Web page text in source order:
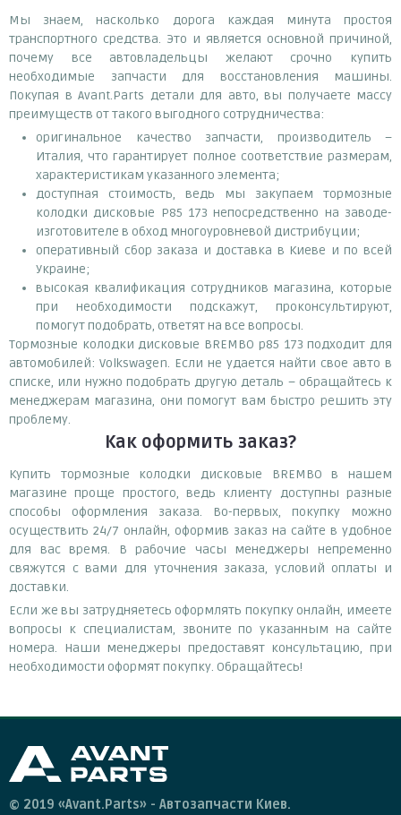
Мы знаем, насколько дорога каждая минута простоя
транспортного средства. Это и является основной причиной,
почему все автовладельцы желают срочно купить
необходимые запчасти для восстановления машины.
Покупая в Avant.Parts детали для авто, вы получаете массу
преимуществ от такого выгодного сотрудничества:
оригинальное качество запчасти, производитель –
Италия, что гарантирует полное соответствие размерам,
характеристикам указанного элемента;
доступная стоимость, ведь мы закупаем тормозные
колодки дисковые P85 173 непосредственно на заводе-
изготовителе в обход многоуровневой дистрибуции;
оперативный сбор заказа и доставка в Киеве и по всей
Украине;
высокая квалификация сотрудников магазина, которые
при необходимости подскажут, проконсультируют,
помогут подобрать, ответят на все вопросы.
Тормозные колодки дисковые BREMBO p85 173 подходит для
автомобилей: Volkswagen. Если не удается найти свое авто в
списке, или нужно подобрать другую деталь – обращайтесь к
менеджерам магазина, они помогут вам быстро решить эту
проблему.
Как оформить заказ?
Купить тормозные колодки дисковые BREMBO в нашем
магазине проще простого, ведь клиенту доступны разные
способы оформления заказа. Во-первых, покупку можно
осуществить 24/7 онлайн, оформив заказ на сайте в удобное
для вас время. В рабочие часы менеджеры непременно
свяжутся с вами для уточнения заказа, условий оплаты и
доставки.
Если же вы затрудняетесь оформлять покупку онлайн, имеете
вопросы к специалистам, звоните по указанным на сайте
номера. Наши менеджеры предоставят консультацию, при
необходимости оформят покупку. Обращайтесь!
© 2019 «Avant.Parts» - Автозапчасти Киев.